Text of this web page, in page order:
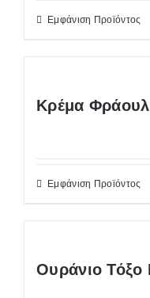
Εμφάνιση Προϊόντος
Κρέμα
Εμφάνιση Προϊόντος
Ουράνιο